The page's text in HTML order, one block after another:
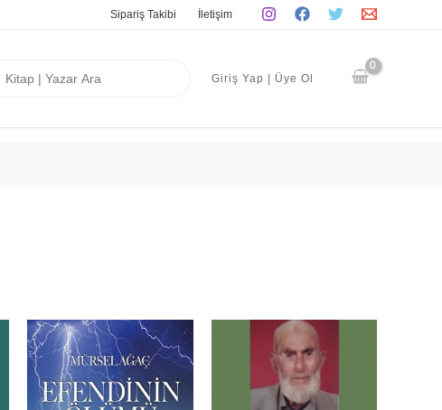
Sipariş Takibi İletişim
Giriş Yap | Üye Ol